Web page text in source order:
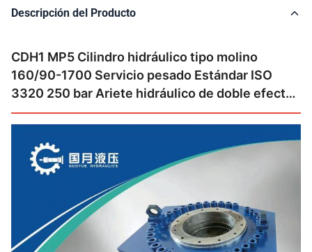
Descripción del Producto
CDH1 MP5 Cilindro hidráulico tipo molino
160/90-1700 Servicio pesado Estándar ISO
3320 250 bar Ariete hidráulico de doble efecto
de alta presión